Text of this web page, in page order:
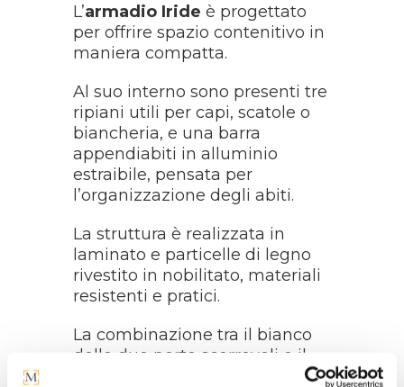
L’armadio Irideè progettato
per offrire spazio contenitivo in
maniera compatta.
Al suo interno sono presenti tre
ripiani utili per capi, scatole o
biancheria, e una barra
appendiabiti in alluminio
estraibile, pensata per
l’organizzazione degli abiti.
La struttura è realizzata in
laminato e particelle di legno
rivestito in nobilitato, materiali
resistenti e pratici.
La combinazione tra il bianco
delle due porte scorrevoli e il
rovere della struttura crea un